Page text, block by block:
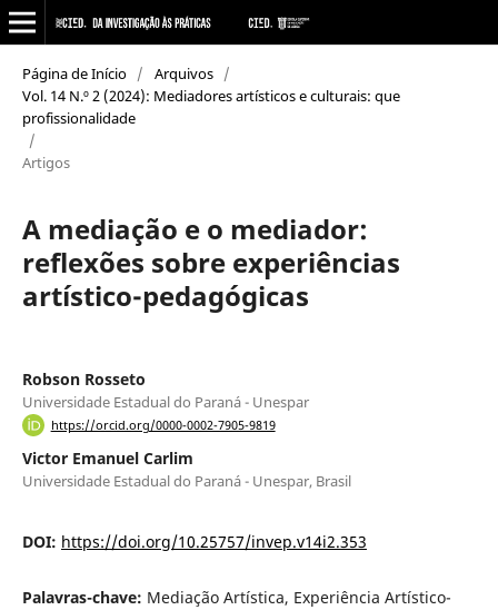
Página de Início / Arquivos /
Vol. 14 N.º 2 (2024): Mediadores artísticos e culturais: que
profissionalidade
/
Artigos
A mediação e o mediador:
reflexões sobre experiências
artístico-pedagógicas
Robson Rosseto
Universidade Estadual do Paraná - Unespar
https://orcid.org/0000-0002-7905-9819
Victor Emanuel Carlim
Universidade Estadual do Paraná - Unespar, Brasil
DOI: https://doi.org/10.25757/invep.v14i2.353
Palavras-chave: Mediação Artística, Experiência Artístico-